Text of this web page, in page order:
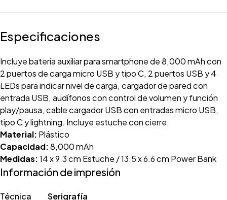
Especificaciones
Incluye batería auxiliar para smartphone de 8,000 mAh con
2 puertos de carga micro USB y tipo C, 2 puertos USB y 4
LEDs para indicar nivel de carga, cargador de pared con
entrada USB, audífonos con control de volumen y función
play/pausa, cable cargador USB con entradas micro USB,
tipo C y lightning. Incluye estuche con cierre.
Material: Plástico
Capacidad:8,000 mAh
Medidas:14 x 9.3 cm Estuche / 13.5 x 6.6 cm Power Bank
Información de impresión
Técnica Serigrafía